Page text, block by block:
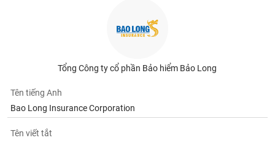
Tổng Công ty cổ phần Bảo hiểm Bảo Long
Tên tiếng Anh
Bao Long Insurance Corporation
Tên viết tắt